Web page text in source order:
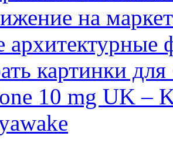
на
картинки
10 mg UK –